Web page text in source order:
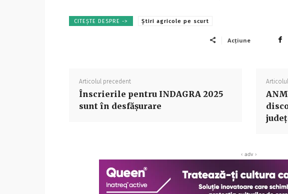
CITEȘTE DESPRE -> Știri agricole pe scurt
Acțiune
Articolul precedent
Înscrierile pentru INDAGRA 2025
sunt în desfășurare
‹ adv ›